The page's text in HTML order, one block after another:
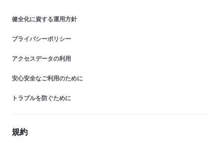
健全化に資する運用方針
プライバシーポリシー
アクセスデータの利用
安心安全なご利用のために
トラブルを防ぐために
規約